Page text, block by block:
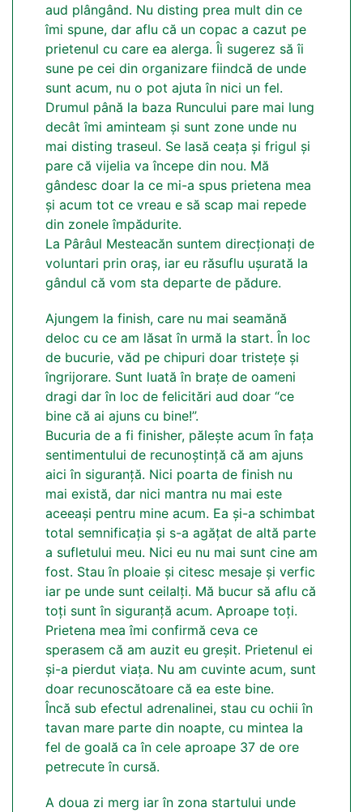
aud plângând. Nu disting prea mult din ce
îmi spune, dar aflu că un copac a cazut pe
prietenul cu care ea alerga. Îi sugerez să îi
sune pe cei din organizare fiindcă de unde
sunt acum, nu o pot ajuta în nici un fel.
Drumul până la baza Runcului pare mai lung
decât îmi aminteam și sunt zone unde nu
mai disting traseul. Se lasă ceața și frigul și
pare că vijelia va începe din nou. Mă
gândesc doar la ce mi-a spus prietena mea
și acum tot ce vreau e să scap mai repede
din zonele împădurite.
La Pârâul Mesteacăn suntem direcționați de
voluntari prin oraș, iar eu răsuflu ușurată la
gândul că vom sta departe de pădure.
Ajungem la finish, care nu mai seamănă
deloc cu ce am lăsat în urmă la start. În loc
de bucurie, văd pe chipuri doar tristețe și
îngrijorare. Sunt luată în brațe de oameni
dragi dar în loc de felicitări aud doar “ce
bine că ai ajuns cu bine!”.
Bucuria de a fi finisher, pălește acum în fața
sentimentului de recunoștință că am ajuns
aici în siguranță. Nici poarta de finish nu
mai există, dar nici mantra nu mai este
aceeași pentru mine acum. Ea și-a schimbat
total semnificația și s-a agățat de altă parte
a sufletului meu. Nici eu nu mai sunt cine am
fost. Stau în ploaie și citesc mesaje și verfic
iar pe unde sunt ceilalți. Mă bucur să aflu că
toți sunt în siguranță acum. Aproape toți.
Prietena mea îmi confirmă ceva ce
sperasem că am auzit eu greșit. Prietenul ei
și-a pierdut viața. Nu am cuvinte acum, sunt
doar recunoscătoare că ea este bine.
Încă sub efectul adrenalinei, stau cu ochii în
tavan mare parte din noapte, cu mintea la
fel de goală ca în cele aproape 37 de ore
petrecute în cursă.
A doua zi merg iar în zona startului unde